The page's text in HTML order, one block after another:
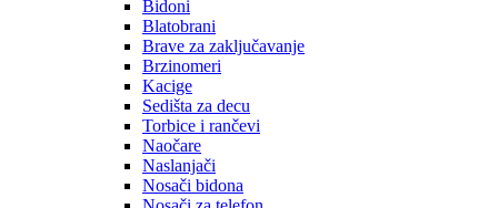
Bidoni
Blatobrani
Brave za zaključavanje
Brzinomeri
Kacige
Sedišta za decu
Torbice i rančevi
Naočare
Naslanjači
Nosači bidona